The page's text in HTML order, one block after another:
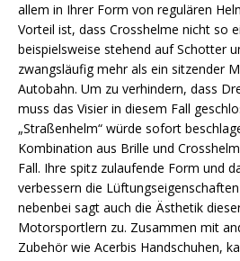
allem in Ihrer Form von regulären
Vorteil ist, dass Crosshelme nicht so
beispielsweise stehend auf Schotter
zwangsläufig mehr als ein sitzender
Autobahn. Um zu verhindern, dass
muss das Visier in diesem Fall
„Straßenhelm“ würde sofort
Kombination aus Brille und
Fall. Ihre spitz zulaufende Form und
verbessern die
nebenbei sagt auch die Ästhetik
Motorsportlern zu. Zusammen mit
Zubehör wie Acerbis Handschuhen,